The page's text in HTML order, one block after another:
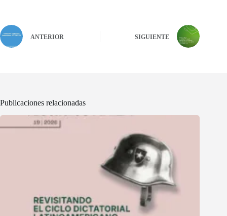
ANTERIOR SIGUIENTE
Publicaciones relacionadas